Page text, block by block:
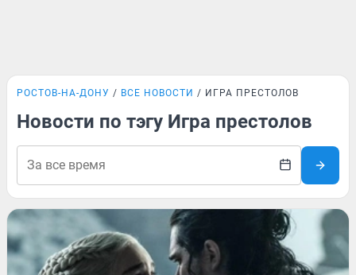
РОСТОВ-НА-ДОНУ ВСЕ НОВОСТИ ИГРА ПРЕСТОЛОВ
Новости по тэгу Игра престолов